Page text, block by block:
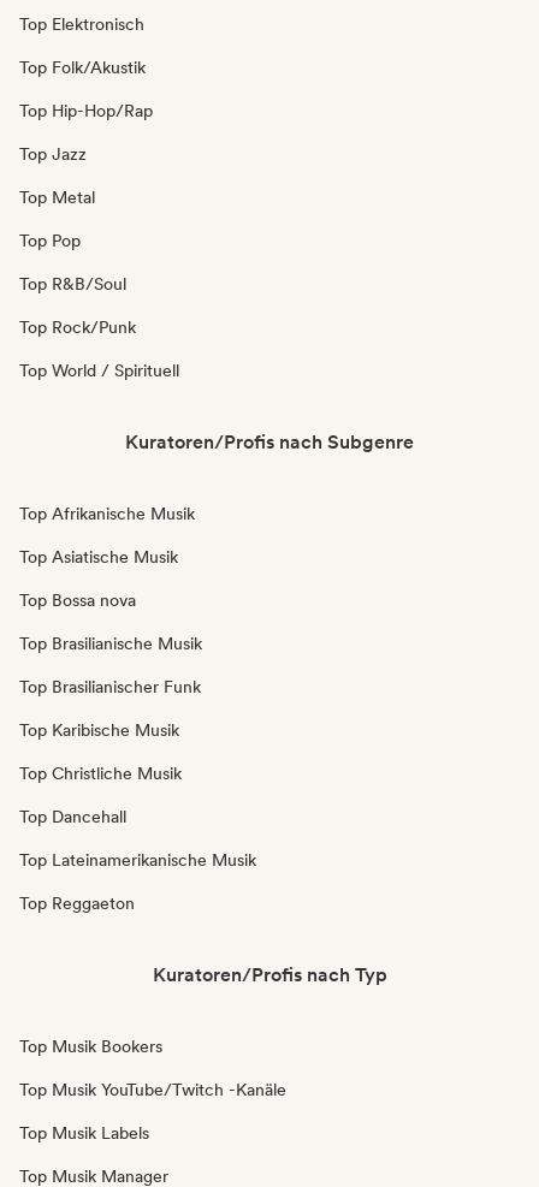
Top Elektronisch
Top Folk/Akustik
Top Hip-Hop/Rap
Top Jazz
Top Metal
Top Pop
Top R&B/Soul
Top Rock/Punk
Top World / Spirituell
Kuratoren/Profis nach Subgenre
Top Afrikanische Musik
Top Asiatische Musik
Top Bossa nova
Top Brasilianische Musik
Top Brasilianischer Funk
Top Karibische Musik
Top Christliche Musik
Top Dancehall
Top Lateinamerikanische Musik
Top Reggaeton
Kuratoren/Profis nach Typ
Top Musik Bookers
Top Musik YouTube/Twitch -Kanäle
Top Musik Labels
Top Musik Manager